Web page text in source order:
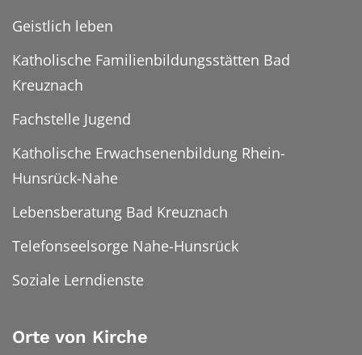
Geistlich leben
Katholische Familienbildungsstätten Bad
Kreuznach
Fachstelle Jugend
Katholische Erwachsenenbildung Rhein-
Hunsrück-Nahe
Lebensberatung Bad Kreuznach
Telefonseelsorge Nahe-Hunsrück
Soziale Lerndienste
Orte von Kirche